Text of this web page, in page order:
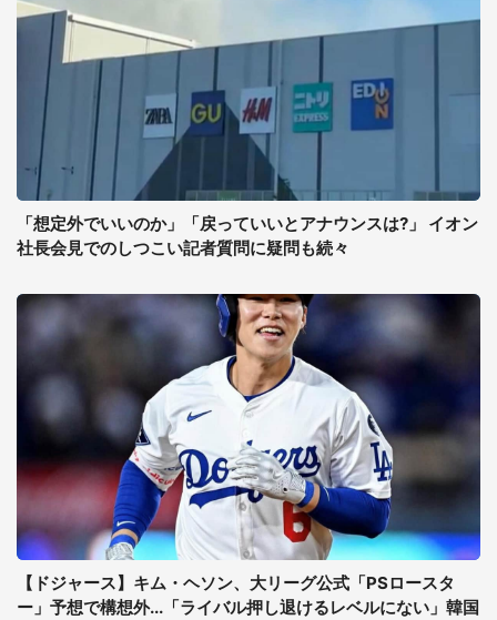
「想定外でいいのか」「戻っていいとアナウンスは?」 イオン
社長会見でのしつこい記者質問に疑問も続々
【ドジャース】キム・ヘソン、大リーグ公式「PSロースタ
ー」予想で構想外...「ライバル押し退けるレベルにない」韓国